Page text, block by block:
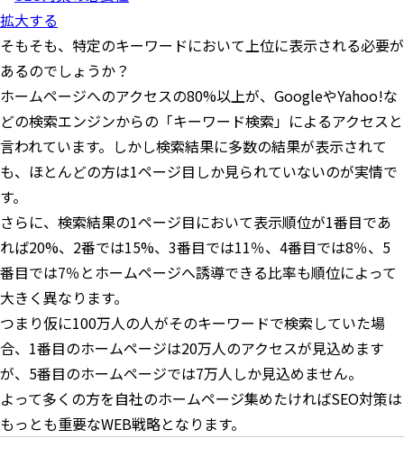
拡大する
そもそも、特定のキーワードにおいて上位に表示される必要が
あるのでしょうか？
ホームページへのアクセスの80%以上が、GoogleやYahoo!な
どの検索エンジンからの「キーワード検索」によるアクセスと
言われています。しかし検索結果に多数の結果が表示されて
も、ほとんどの方は1ページ目しか見られていないのが実情で
す。
さらに、検索結果の1ページ目において表示順位が1番目であ
れば20%、2番では15%、3番目では11％、4番目では8％、5
番目では7％とホームページへ誘導できる比率も順位によって
大きく異なります。
つまり仮に100万人の人がそのキーワードで検索していた場
合、1番目のホームページは20万人のアクセスが見込めます
が、5番目のホームページでは7万人しか見込めません。
よって多くの方を自社のホームページ集めたければSEO対策は
もっとも重要なWEB戦略となります。